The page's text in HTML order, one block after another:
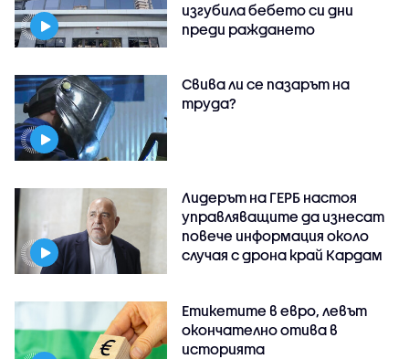
изгубила бебето си дни
преди раждането
Свива ли се пазарът на
труда?
Лидерът на ГЕРБ настоя
управляващите да изнесат
повече информация около
случая с дрона край Кардам
Етикетите в евро, левът
окончателно отива в
историята